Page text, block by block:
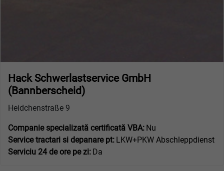
Hack Schwerlastservice GmbH
(Bannberscheid)
Heidchenstraße 9
Companie specializată certificată VBA: Nu
Service tractari si depanare pt: LKW+PKW Abschleppdienst
Serviciu 24 de ore pe zi: Da